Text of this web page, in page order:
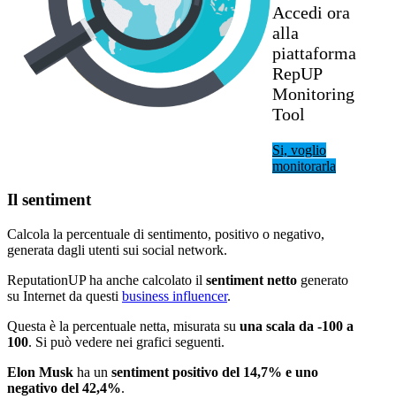
Accedi ora
alla
piattaforma
RepUP
Monitoring
Tool
Si, voglio
monitorarla
Il sentiment
Calcola la percentuale di sentimento, positivo o negativo,
generata dagli utenti sui social network.
ReputationUP ha anche calcolato il sentiment netto generato
su Internet da questi business influencer.
Questa è la percentuale netta, misurata su una scala da -100 a
100. Si può vedere nei grafici seguenti.
Elon Musk ha un sentiment positivo del 14,7% e uno
negativo del 42,4%.